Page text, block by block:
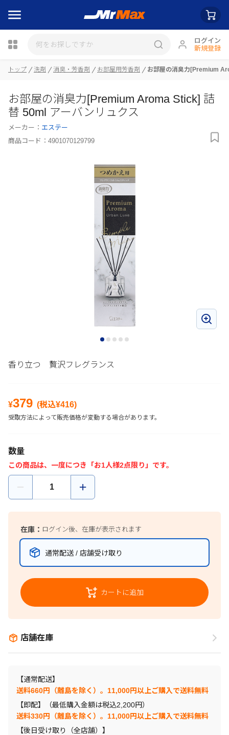
ログイン
新規登録
瓶詰
トップ 洗剤 消臭・芳香剤 お部屋用芳香剤 お部屋の消臭力[Premium
お部屋の消臭力[Premium Aroma Stick] 詰
替 50ml アーバンリュクス
メーカー： エステー
商品コード： 4901070129799
香り立つ 贅沢フレグランス
¥379 (税込¥416)
受取方法によって販売価格が変動する場合があります。
数量
この商品は、一度につき「お1人様2点限り」です。
在庫： ログイン後、在庫が表示されます
通常配送 / 店舗受け取り
カートに追加
店舗在庫
【通常配送】
送料660円（離島を除く）。11,000円以上ご購入で送料無料
【即配】（最低購入金額は税込2,200円）
送料330円（離島を除く）。11,000円以上ご購入で送料無料
【後日受け取り（全店舗）】